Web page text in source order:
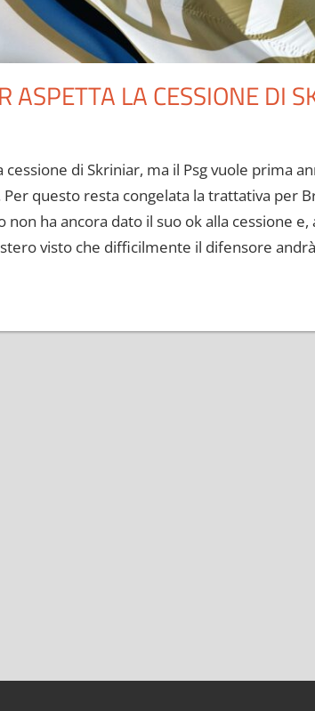
ASPETTA LA CESSIONE DI
di Skriniar, ma il Psg vuole prima
questo resta congelata la trattativa per
non ha ancora dato il suo ok alla cessione
visto che difficilmente il difensore